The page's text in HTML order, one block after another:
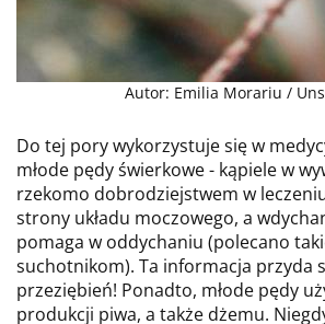
Autor: Emilia Morariu /
Do tej pory wykorzystuje się w
młode pędy świerkowe - kąpiele w
rzekomo dobrodziejstwem w
strony układu moczowego, a
pomaga w oddychaniu (polecano
suchotnikom). Ta informacja przyda
przeziębień! Ponadto, młode pędy
produkcji piwa, a także dżemu.